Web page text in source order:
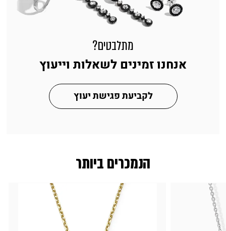
הנמכרים ביותר
מתלבטים?
אנחנו זמינים לשאלות וייעוץ
לקביעת פגישת יעוץ